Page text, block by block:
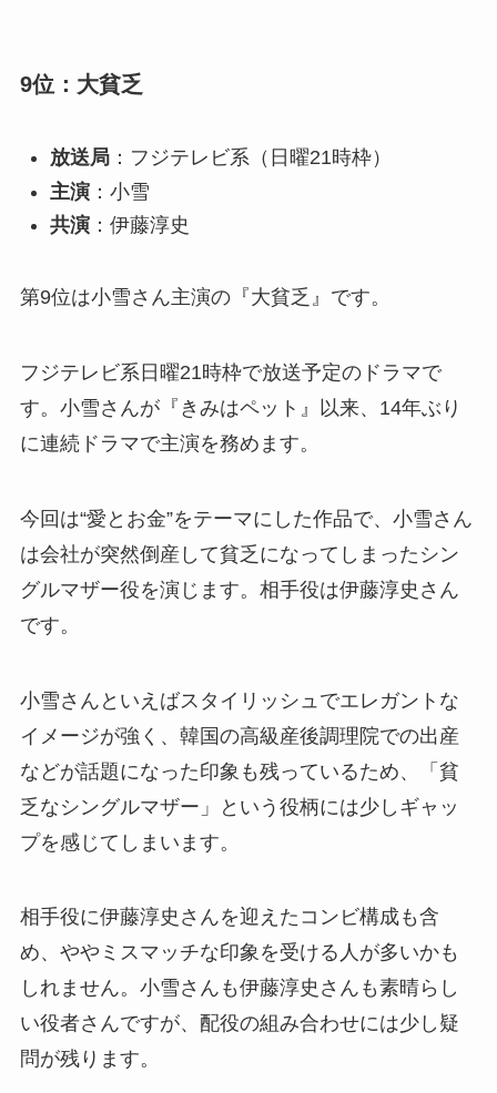
9位：大貧乏
放送局：フジテレビ系（日曜21時枠）
主演：小雪
共演：伊藤淳史
第9位は小雪さん主演の『大貧乏』です。
フジテレビ系日曜21時枠で放送予定のドラマで
す。小雪さんが『きみはペット』以来、14年ぶり
に連続ドラマで主演を務めます。
今回は“愛とお金”をテーマにした作品で、小雪さん
は会社が突然倒産して貧乏になってしまったシン
グルマザー役を演じます。相手役は伊藤淳史さん
です。
小雪さんといえばスタイリッシュでエレガントな
イメージが強く、韓国の高級産後調理院での出産
などが話題になった印象も残っているため、「貧
乏なシングルマザー」という役柄には少しギャッ
プを感じてしまいます。
相手役に伊藤淳史さんを迎えたコンビ構成も含
め、ややミスマッチな印象を受ける人が多いかも
しれません。小雪さんも伊藤淳史さんも素晴らし
い役者さんですが、配役の組み合わせには少し疑
問が残ります。